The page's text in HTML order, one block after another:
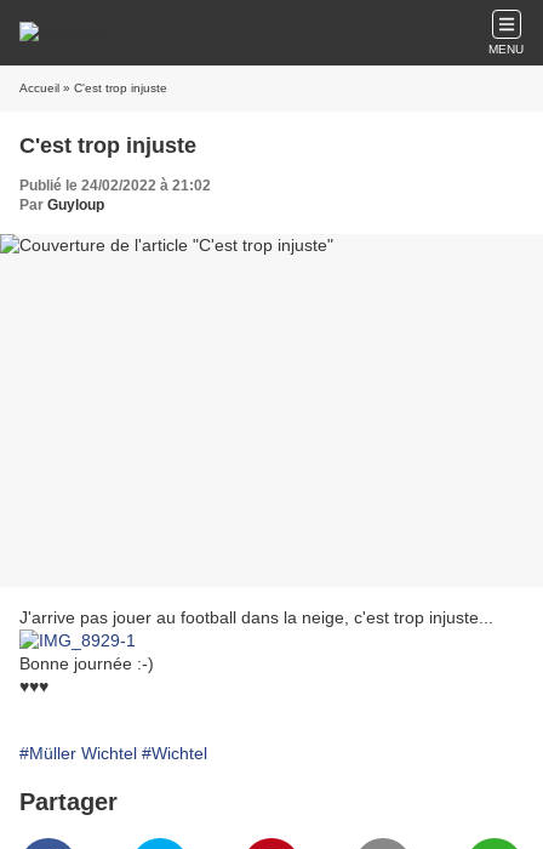
MENU
Accueil » C'est trop injuste
C'est trop injuste
Publié le 24/02/2022 à 21:02
Par Guyloup
J'arrive pas jouer au football dans la neige, c'est trop injuste...
Bonne journée :-)
♥♥♥
#Müller Wichtel #Wichtel
Partager